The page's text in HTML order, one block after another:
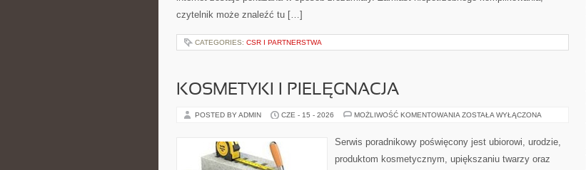
czytelnik może znaleźć tu […]
CATEGORIES: CSR I PARTNERSTWA
KOSMETYKI I PIELĘGNACJA
POSTED BY ADMIN CZE - 15 - 2026 MOŻLIWOŚĆ KOMENTOWANIA KOSMETYKI
ZOSTAŁA WYŁĄCZONA
Serwis poradnikowy poświęcony jest ubiorowi, urodzie,
produktom kosmetycznym, upiększaniu twarzy oraz